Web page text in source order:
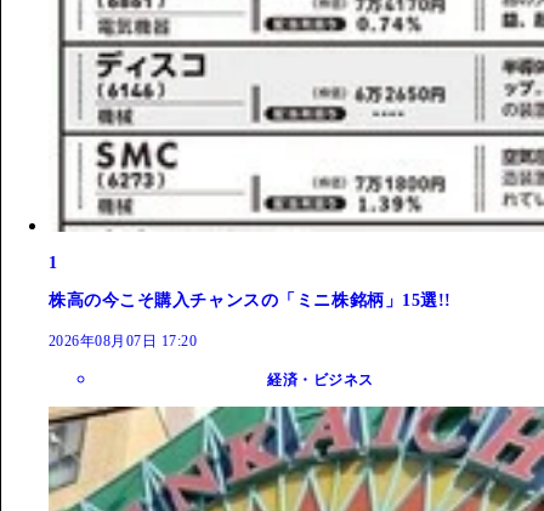
1
株高の今こそ購入チャンスの「ミニ株銘柄」15選!!
2026年08月07日 17:20
経済・ビジネス